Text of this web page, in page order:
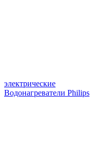
электрические
Водонагреватели Philips